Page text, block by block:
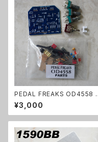
PEDAL FREAKS OD4558
ーツセット
¥3,000